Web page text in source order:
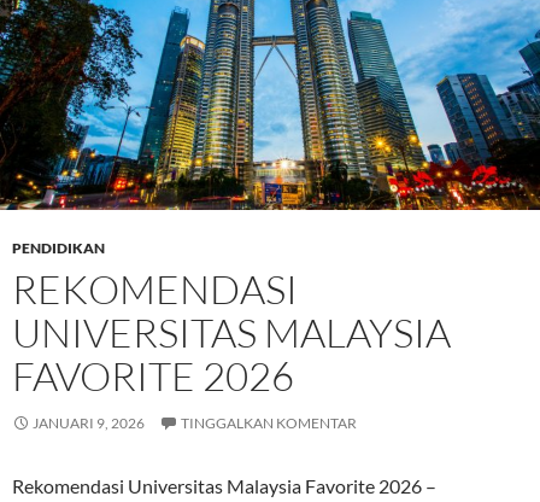
PENDIDIKAN
REKOMENDASI
UNIVERSITAS MALAYSIA
FAVORITE 2026
JANUARI 9, 2026 TINGGALKAN KOMENTAR
Rekomendasi Universitas Malaysia Favorite 2026 –